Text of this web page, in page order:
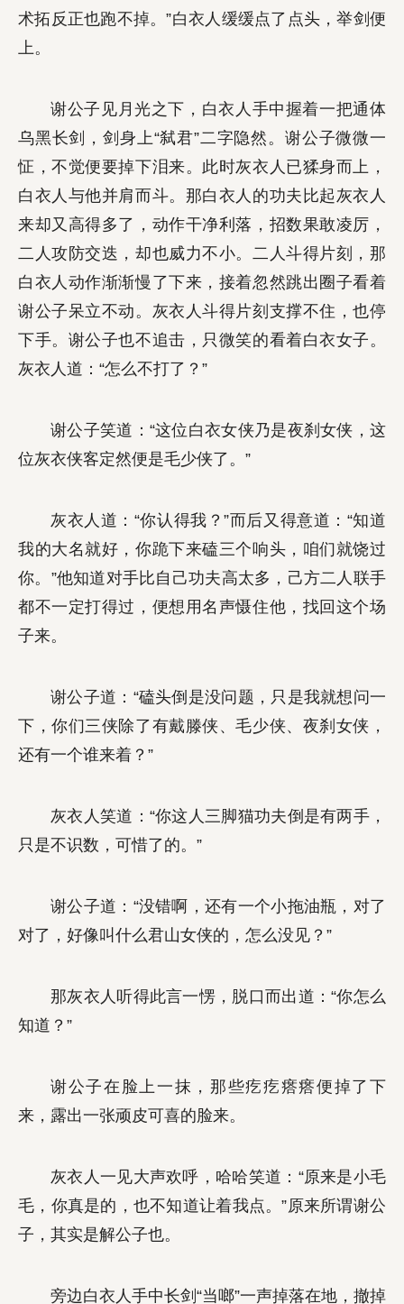
术拓反正也跑不掉。”白衣人缓缓点了点头，举剑便
上。
谢公子见月光之下，白衣人手中握着一把通体
乌黑长剑，剑身上“弑君”二字隐然。谢公子微微一
怔，不觉便要掉下泪来。此时灰衣人已猱身而上，
白衣人与他并肩而斗。那白衣人的功夫比起灰衣人
来却又高得多了，动作干净利落，招数果敢凌厉，
二人攻防交迭，却也威力不小。二人斗得片刻，那
白衣人动作渐渐慢了下来，接着忽然跳出圈子看着
谢公子呆立不动。灰衣人斗得片刻支撑不住，也停
下手。谢公子也不追击，只微笑的看着白衣女子。
灰衣人道：“怎么不打了？”
谢公子笑道：“这位白衣女侠乃是夜刹女侠，这
位灰衣侠客定然便是毛少侠了。”
灰衣人道：“你认得我？”而后又得意道：“知道
我的大名就好，你跪下来磕三个响头，咱们就饶过
你。”他知道对手比自己功夫高太多，己方二人联手
都不一定打得过，便想用名声慑住他，找回这个场
子来。
谢公子道：“磕头倒是没问题，只是我就想问一
下，你们三侠除了有戴滕侠、毛少侠、夜刹女侠，
还有一个谁来着？”
灰衣人笑道：“你这人三脚猫功夫倒是有两手，
只是不识数，可惜了的。”
谢公子道：“没错啊，还有一个小拖油瓶，对了
对了，好像叫什么君山女侠的，怎么没见？”
那灰衣人听得此言一愣，脱口而出道：“你怎么
知道？”
谢公子在脸上一抹，那些疙疙瘩瘩便掉了下
来，露出一张顽皮可喜的脸来。
灰衣人一见大声欢呼，哈哈笑道：“原来是小毛
毛，你真是的，也不知道让着我点。”原来所谓谢公
子，其实是解公子也。
旁边白衣人手中长剑“当啷”一声掉落在地，撤掉